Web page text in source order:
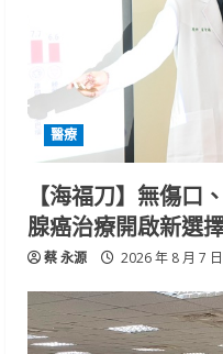
醫療
【海福刀】無傷口
腺癌治療開啟新選
蔡 永源 2026 年 8 月 7 日